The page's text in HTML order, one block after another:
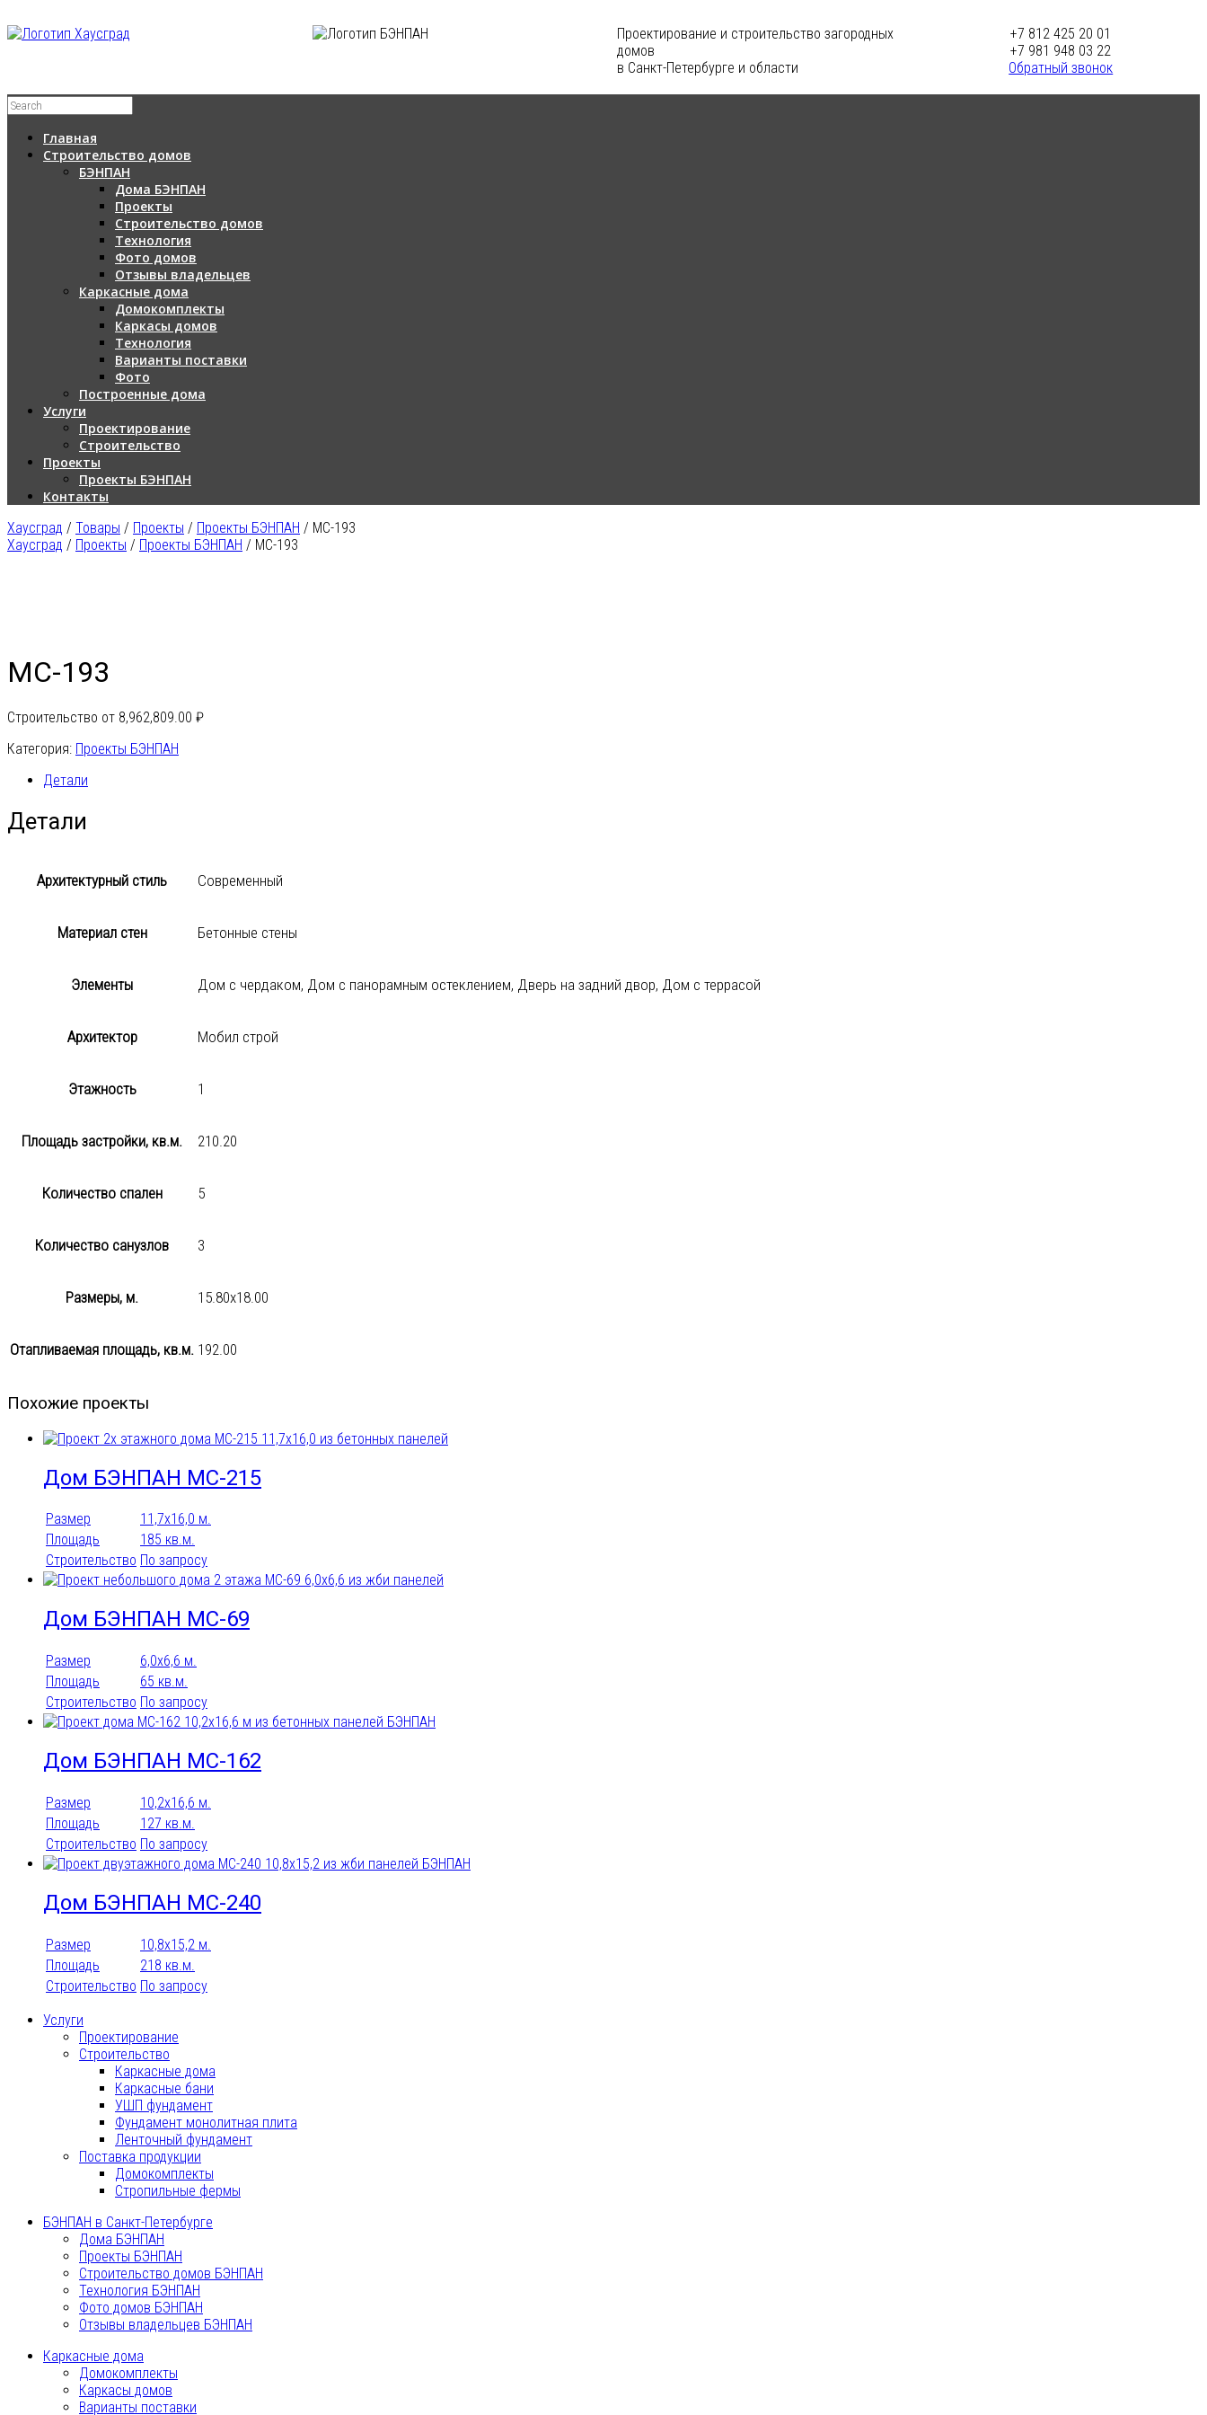
Проектирование и строительство загородных
домов
в Санкт-Петербурге и области
+7 812 425 20 01
+7 981 948 03 22
Обратный звонок
Главная
Строительство домов
БЭНПАН
Дома БЭНПАН
Проекты
Строительство домов
Технология
Фото домов
Отзывы владельцев
Каркасные дома
Домокомплекты
Каркасы домов
Технология
Варианты поставки
Фото
Построенные дома
Услуги
Проектирование
Строительство
Проекты
Проекты БЭНПАН
Контакты
Хаусград / Товары / Проекты / Проекты БЭНПАН / МС-193
Хаусград / Проекты / Проекты БЭНПАН / МС-193
МС-193
Строительство от 8,962,809.00 ₽
Категория: Проекты БЭНПАН
Детали
Детали
Архитектурный стиль Современный
Материал стен Бетонные стены
Элементы Дом с чердаком, Дом с панорамным остеклением, Дверь на задний двор, Дом с террасой
Архитектор Мобил строй
Этажность 1
Площадь застройки, кв.м. 210.20
Количество спален 5
Количество санузлов 3
Размеры, м. 15.80х18.00
Отапливаемая площадь, кв.м. 192.00
Похожие проекты
Дом БЭНПАН МС-215
Размер
11,7х16,0 м.
Площадь
185 кв.м.
Строительство По запросу
Дом БЭНПАН МС-69
Размер
6,0х6,6 м.
Площадь
65 кв.м.
Строительство По запросу
Дом БЭНПАН МС-162
Размер
10,2х16,6 м.
Площадь
127 кв.м.
Строительство По запросу
Дом БЭНПАН МС-240
Размер
10,8х15,2 м.
Площадь
218 кв.м.
Строительство По запросу
Услуги
Проектирование
Строительство
Каркасные дома
Каркасные бани
УШП фундамент
Фундамент монолитная плита
Ленточный фундамент
Поставка продукции
Домокомплекты
Стропильные фермы
БЭНПАН в Санкт-Петербурге
Дома БЭНПАН
Проекты БЭНПАН
Строительство домов БЭНПАН
Технология БЭНПАН
Фото домов БЭНПАН
Отзывы владельцев БЭНПАН
Каркасные дома
Домокомплекты
Каркасы домов
Варианты поставки